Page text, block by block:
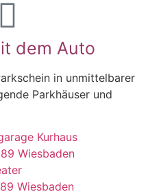
dem Auto
in unmittelbarer
Parkhäuser und
Kurhaus
Wiesbaden
Wiesbaden